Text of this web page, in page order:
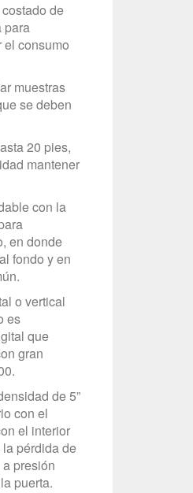
de
para
consumo
muestras
se deben
20 pies,
mantener
con la
en donde
fondo y en
o vertical
es
que
gran
de 5”
con el
el interior
pérdida de
presión
puerta.